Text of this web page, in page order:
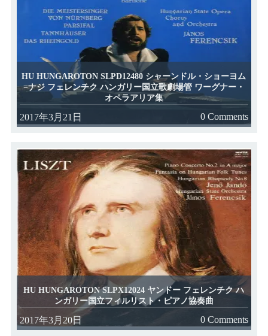
HU HUNGAROTON SLPD12480 シャーンドル・ショーヨム
=ナジ フェレンチク ハンガリー国立歌劇場管 ワーグナー・
オペラアリア集
2017年3月21日 0 Comments
HU HUNGAROTON SLPX12024 ヤンドー フェレンチク ハ
ンガリー国立フィルリスト・ピアノ協奏曲
2017年3月20日 0 Comments